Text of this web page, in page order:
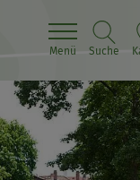
Menü Suche